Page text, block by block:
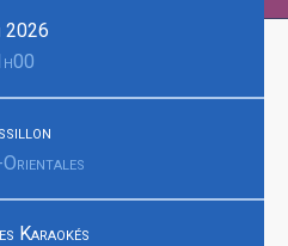
2026
Orientales
Karaokés